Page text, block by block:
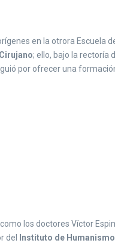
en la otrora Escuela
; ello, bajo la rectoría
por ofrecer una
los doctores Víctor
del Instituto de